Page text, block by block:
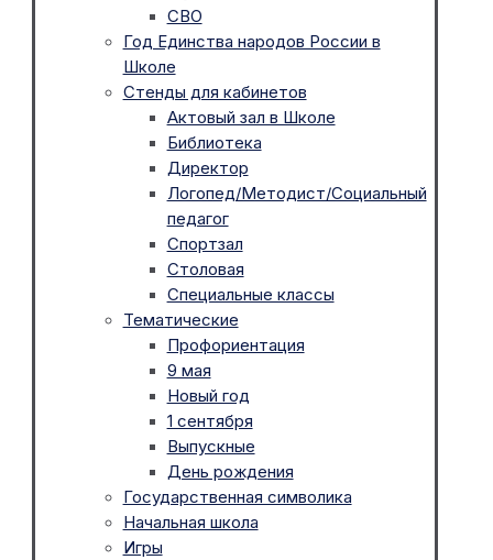
СВО
Год Единства народов России в
Школе
Стенды для кабинетов
Актовый зал в Школе
Библиотека
Директор
Логопед/Методист/Социальный
педагог
Спортзал
Столовая
Специальные классы
Тематические
Профориентация
9 мая
Новый год
1 сентября
Выпускные
День рождения
Государственная символика
Начальная школа
Игры